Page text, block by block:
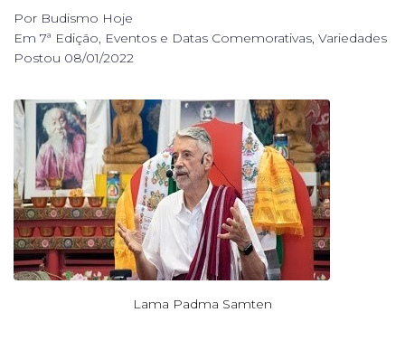
Por Budismo Hoje
Em 7ª Edição, Eventos e Datas Comemorativas, Variedades
Postou 08/01/2022
Lama Padma Samten